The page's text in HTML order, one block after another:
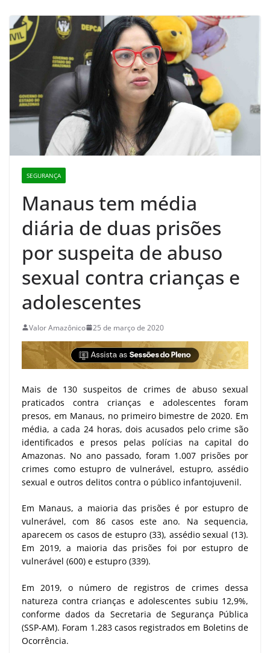
SEGURANÇA
Manaus tem média
diária de duas prisões
por suspeita de abuso
sexual contra crianças e
adolescentes
Valor Amazônico 25 de março de 2020
Mais de 130 suspeitos de crimes de abuso sexual
praticados contra crianças e adolescentes foram
presos, em Manaus, no primeiro bimestre de 2020. Em
média, a cada 24 horas, dois acusados pelo crime são
identificados e presos pelas polícias na capital do
Amazonas. No ano passado, foram 1.007 prisões por
crimes como estupro de vulnerável, estupro, assédio
sexual e outros delitos contra o público infantojuvenil.
Em Manaus, a maioria das prisões é por estupro de
vulnerável, com 86 casos este ano. Na sequencia,
aparecem os casos de estupro (33), assédio sexual (13).
Em 2019, a maioria das prisões foi por estupro de
vulnerável (600) e estupro (339).
Em 2019, o número de registros de crimes dessa
natureza contra crianças e adolescentes subiu 12,9%,
conforme dados da Secretaria de Segurança Pública
(SSP-AM). Foram 1.283 casos registrados em Boletins de
Ocorrência.